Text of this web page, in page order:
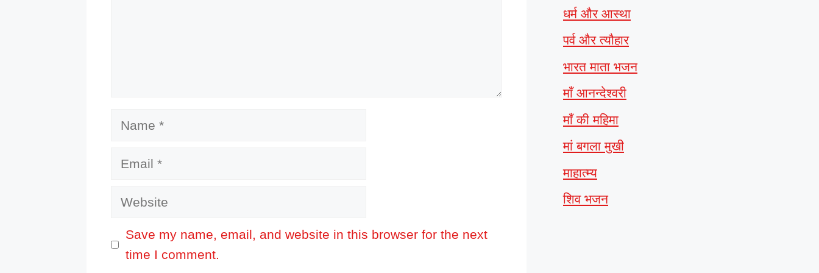
Name
Email
Website
Save my name, email, and website in this browser for the next
time I comment.
धर्म और आस्था
पर्व और त्यौहार
भारत माता भजन
माँ आनन्देश्वरी
माँ की महिमा
मां बगला मुखी
माहात्म्य
शिव भजन